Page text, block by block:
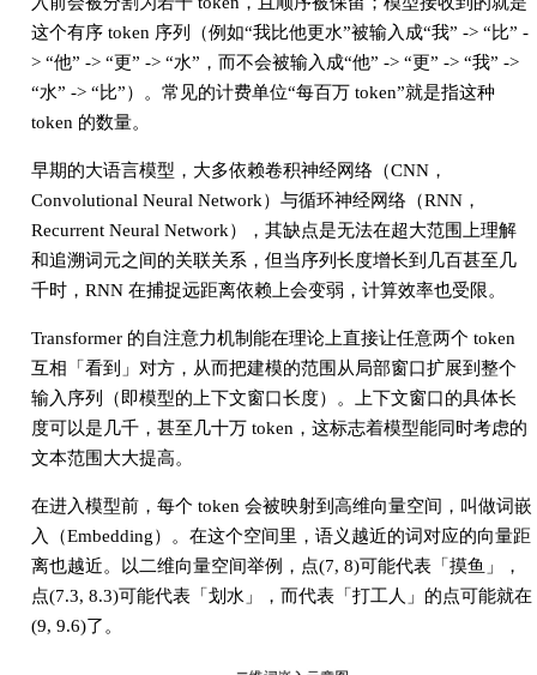
这个有序 token 序列（例如“我比他更水”被输入成“我” -> “比” -
> “他” -> “更” -> “水”，而不会被输入成“他” -> “更” -> “我” ->
“水” -> “比”）。常见的计费单位“每百万 token”就是指这种
token 的数量。
早期的大语言模型，大多依赖卷积神经网络（CNN，
Convolutional Neural Network）与循环神经网络（RNN，
Recurrent Neural Network），其缺点是无法在超大范围上理解
和追溯词元之间的关联关系，但当序列长度增长到几百甚至几
千时，RNN 在捕捉远距离依赖上会变弱，计算效率也受限。
Transformer 的自注意力机制能在理论上直接让任意两个 token
互相「看到」对方，从而把建模的范围从局部窗口扩展到整个
输入序列（即模型的上下文窗口长度）。上下文窗口的具体长
度可以是几千，甚至几十万 token，这标志着模型能同时考虑的
文本范围大大提高。
在进入模型前，每个 token 会被映射到高维向量空间，叫做词嵌
入（Embedding）。在这个空间里，语义越近的词对应的向量距
离也越近。以二维向量空间举例，点(7, 8)可能代表「摸鱼」，
点(7.3, 8.3)可能代表「划水」，而代表「打工人」的点可能就在
(9, 9.6)了。